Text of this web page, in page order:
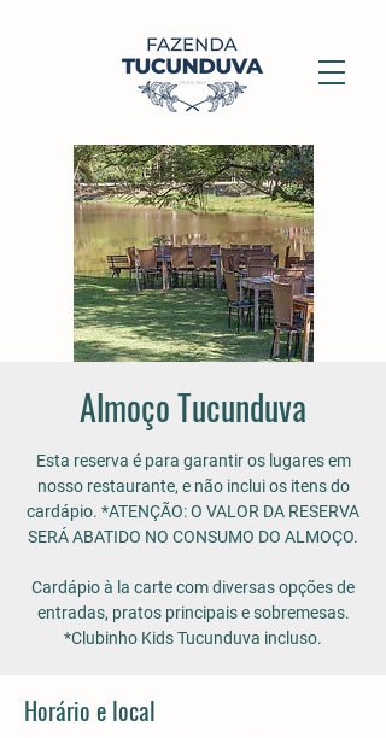
Almoço Tucunduva
Esta reserva é para garantir os lugares em
nosso restaurante, e não inclui os itens do
cardápio. *ATENÇÃO: O VALOR DA RESERVA
SERÁ ABATIDO NO CONSUMO DO ALMOÇO.
Cardápio à la carte com diversas opções de
entradas, pratos principais e sobremesas.
*Clubinho Kids Tucunduva incluso.
Horário e local